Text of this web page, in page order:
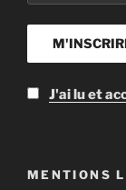
J'ai lu et
MENTIONS